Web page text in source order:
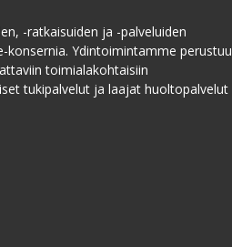
-ratkaisuiden ja -palveluiden
Ydintoimintamme perustuu
toimialakohtaisiin
tukipalvelut ja laajat huoltopalvelut